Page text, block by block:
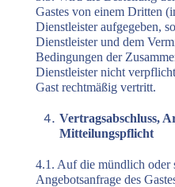
Gastes von einem Dritten
Dienstleister aufgegeben,
Dienstleister und dem
Bedingungen der
Dienstleister nicht
Gast rechtmäßig vertritt.
Vertragsabschluss,
Mitteilungspflicht
4.1. Auf die mündlich oder
Angebotsanfrage des